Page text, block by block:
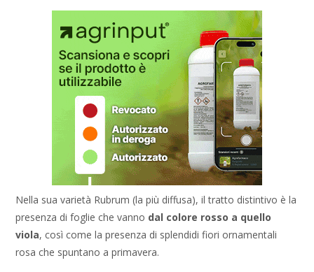
Nella sua varietà Rubrum (la più diffusa), il tratto distintivo è la
presenza di foglie che vanno dal colore rosso a quello
viola, così come la presenza di splendidi fiori ornamentali
rosa che spuntano a primavera.